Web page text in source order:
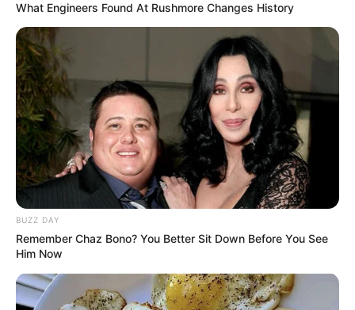
3) Veja como ficam todos os pedaços colados.
4) Costure as duas partes da capa usando linha e
agulha.
What Engineers Found At Rushmore Changes History
BUZZ DAY
Remember Chaz Bono? You Better Sit Down Before You See
Him Now